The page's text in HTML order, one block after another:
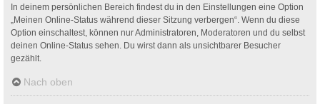
In deinem persönlichen Bereich findest du in den Einstellungen eine Option
„Meinen Online-Status während dieser Sitzung verbergen“. Wenn du diese
Option einschaltest, können nur Administratoren, Moderatoren und du selbst
deinen Online-Status sehen. Du wirst dann als unsichtbarer Besucher
gezählt.
Nach oben